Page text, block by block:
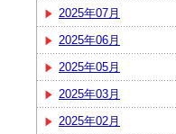
2025年07月
2025年06月
2025年05月
2025年03月
2025年02月